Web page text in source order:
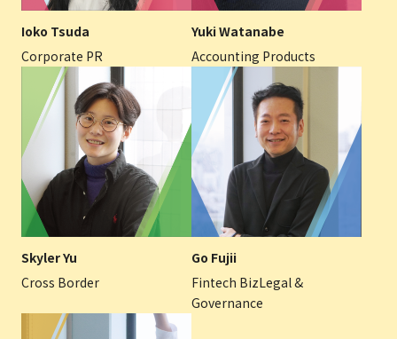
Ioko Tsuda
Corporate PR
Yuki Watanabe
Accounting Products
Skyler Yu
Cross Border
Go Fujii
Fintech BizLegal &
Governance